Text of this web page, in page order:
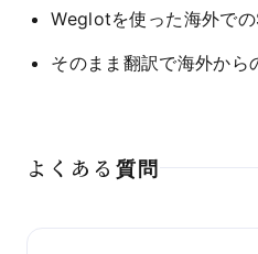
Weglotを使った海外での
そのまま翻訳で海外から
よくある質問